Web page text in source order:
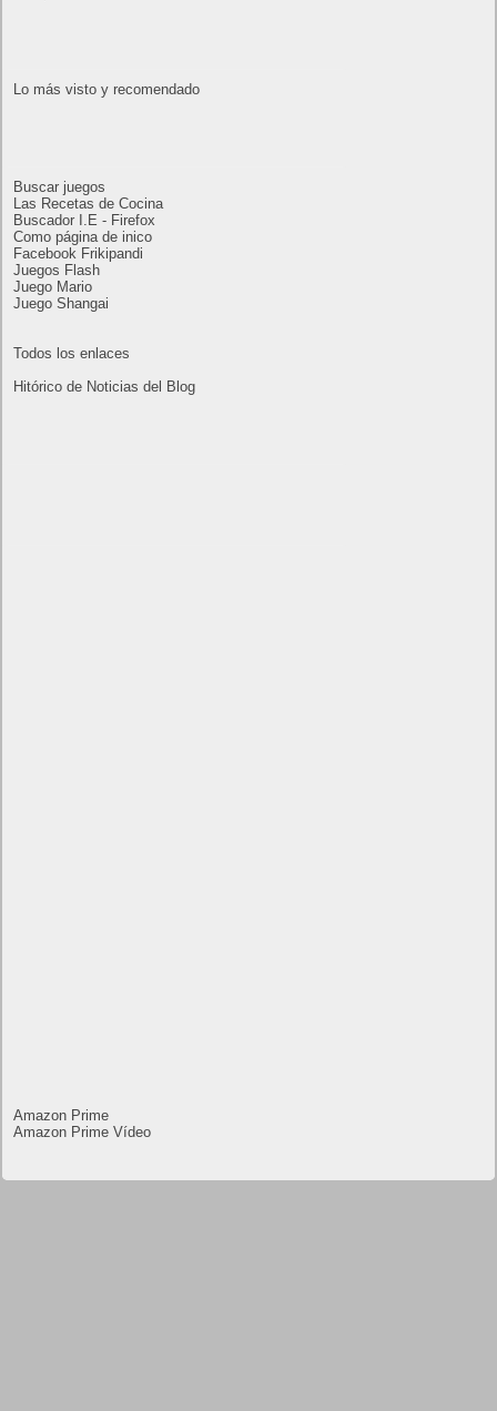
Lo más visto y recomendado
Buscar juegos
Las Recetas de Cocina
Buscador I.E - Firefox
Como página de inico
Facebook Frikipandi
Juegos Flash
Juego Mario
Juego Shangai
Todos los enlaces
Hitórico de Noticias del Blog
Amazon Prime
Amazon Prime Vídeo